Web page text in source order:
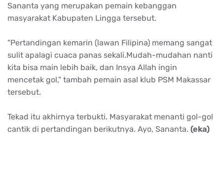
Sananta yang merupakan pemain kebanggan
masyarakat Kabupaten Lingga tersebut.
"Pertandingan kemarin (lawan Filipina) memang sangat
sulit apalagi cuaca panas sekali.Mudah-mudahan nanti
kita bisa main lebih baik, dan Insya Allah ingin
mencetak gol," tambah pemain asal klub PSM Makassar
tersebut.
Tekad itu akhirnya terbukti. Masyarakat menanti gol-gol
cantik di pertandingan berikutnya. Ayo, Sananta. (eka)